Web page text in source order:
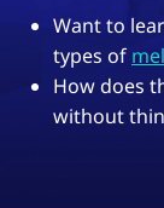
Want to
types of
How does
without